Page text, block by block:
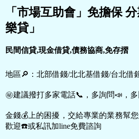
「市場互助會」免擔保
樂貸」
民間信貸,現金借貸,債務協商,免存摺
地區🔎：北部借錢/北北基借錢/台北借
㊙建議撥打多家電話📞，多詢問📣，
金錢💰上的困擾，交給專業的業務幫
歡迎☎️或私訊加line免費諮詢